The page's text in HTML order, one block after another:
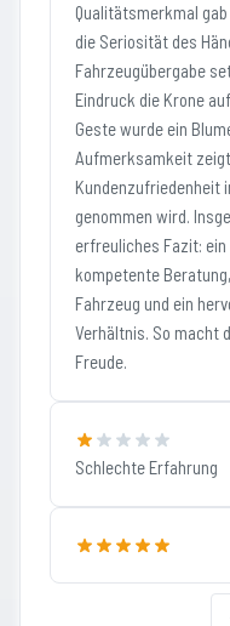
Qualitätsmerkmal
die Seriosität des
Fahrzeugübergabe
Eindruck die Krone
Geste wurde ein
Aufmerksamkeit
Kundenzufriedenheit
genommen wird.
erfreuliches Fazit:
kompetente
Fahrzeug und ein
Verhältnis. So macht
Freude.
Schlechte Erfahrung